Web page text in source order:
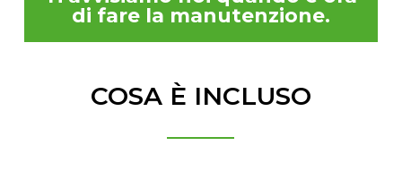
di fare la manutenzione.
COSA È INCLUSO